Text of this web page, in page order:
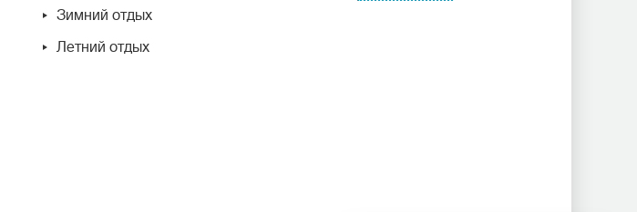
Зимний отдых
Летний отдых